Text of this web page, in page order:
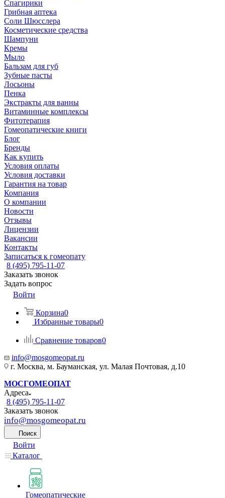
Спагирики
Грибная аптека
Соли Шюсслера
Косметические средства
Шампуни
Кремы
Мыло
Бальзам для губ
Зубные пасты
Лосьоны
Пенка
Экстракты для ванны
Витаминные комплексы
Фитотерапия
Гомеопатические книги
Блог
Бренды
Как купить
Условия оплаты
Условия доставки
Гарантия на товар
Компания
О компании
Новости
Отзывы
Лицензии
Вакансии
Контакты
Записаться к гомеопату
8 (495) 795-11-07
Заказать звонок
Задать вопрос
Войти
Корзина0
Избранные товары0
Сравнение товаров0
info@mosgomeopat.ru
г. Москва, м. Бауманская, ул. Малая Почтовая, д.10
МОСГОМЕОПАТ
Адреса
8 (495) 795-11-07
Заказать звонок
info@mosgomeopat.ru
Поиск
Войти
Каталог
Гомеопатические